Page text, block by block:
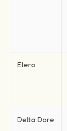
Elero
Delta Dore